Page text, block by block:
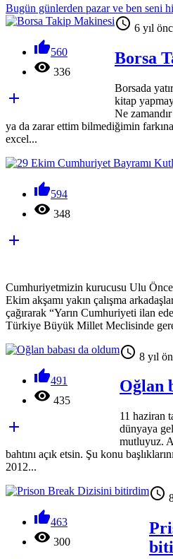
Bugün günlerden pazar ve ben seni
560
 336

 6 yıl
Borsa
Borsada
kitap
Ne
ya da zarar ettim bilmediğimin
excel...
594
 348

Cumhuriyetmizin kurucusu Ulu
Ekim akşamı yakın çalışma
çağırarak “Yarın Cumhuriyeti ilan
Türkiye Büyük Millet Meclisinde
491
 435

 8 yıl
Oğlan
11 haziran
dünyaya
mutluyuz.
bahtını açık etsin. Şu konu
2012...
463
 300
